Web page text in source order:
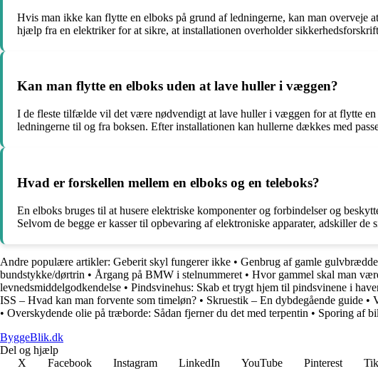
Hvis man ikke kan flytte en elboks på grund af ledningerne, kan man overveje
hjælp fra en elektriker for at sikre, at installationen overholder
Kan man flytte en elboks uden at lave huller i væggen?
I de fleste tilfælde vil det være nødvendigt at lave huller i væggen for at flytte
ledningerne til og fra boksen. Efter installationen kan hullerne dækkes med
Hvad er forskellen mellem en elboks og en teleboks?
En elboks bruges til at husere elektriske komponenter og forbindelser og
Selvom de begge er kasser til opbevaring af elektroniske apparater, adskiller de
Andre populære artikler: Geberit skyl fungerer ikke • Genbrug af gamle
bundstykke/dørtrin • Årgang på BMW i stelnummeret • Hvor gammel skal man
levnedsmiddelgodkendelse • Pindsvinehus: Skab et trygt hjem til pindsvinene i
ISS – Hvad kan man forvente som timeløn? • Skruestik – En dybdegående guide •
• Overskydende olie på træborde: Sådan fjerner du det med terpentin • Sporing af
ByggeBlik.dk
Del og hjælp
X
Facebook Instagram LinkedIn YouTube Pinterest